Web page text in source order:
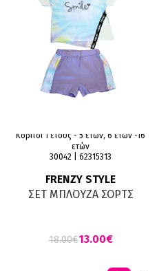
Κορίτσι 1 έτους - 5 ετών, 6 ετών -16
ετών
30042 | 62315313
FRENZY STYLE
ΣΕΤ ΜΠΛΟΥΖΑ ΣΟΡΤΣ
18.00€13.00€